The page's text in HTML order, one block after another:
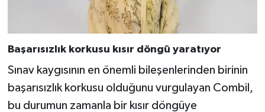
Başarısızlık korkusu kısır döngü yaratıyor
Sınav kaygısının en önemli bileşenlerinden birinin
başarısızlık korkusu olduğunu vurgulayan Combil,
bu durumun zamanla bir kısır döngüye